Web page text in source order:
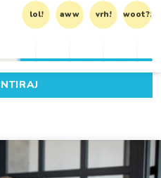
lol! aww vrh! woot?!